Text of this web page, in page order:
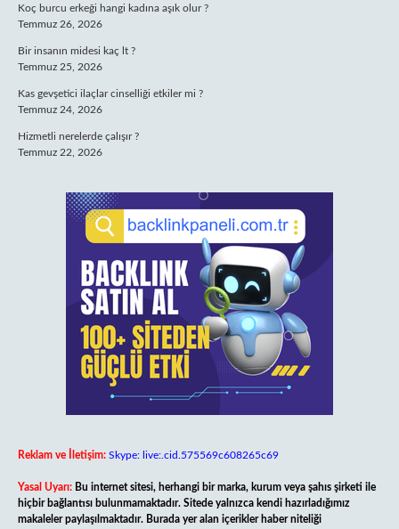
Koç burcu erkeği hangi kadına aşık olur ?
Temmuz 26, 2026
Bir insanın midesi kaç lt ?
Temmuz 25, 2026
Kas gevşetici ilaçlar cinselliği etkiler mi ?
Temmuz 24, 2026
Hizmetli nerelerde çalışır ?
Temmuz 22, 2026
Reklam ve İletişim: Skype: live:.cid.575569c608265c69
Yasal Uyarı: Bu internet sitesi, herhangi bir marka, kurum veya şahıs şirketi ile
hiçbir bağlantısı bulunmamaktadır. Sitede yalnızca kendi hazırladığımız
makaleler paylaşılmaktadır. Burada yer alan içerikler haber niteliği